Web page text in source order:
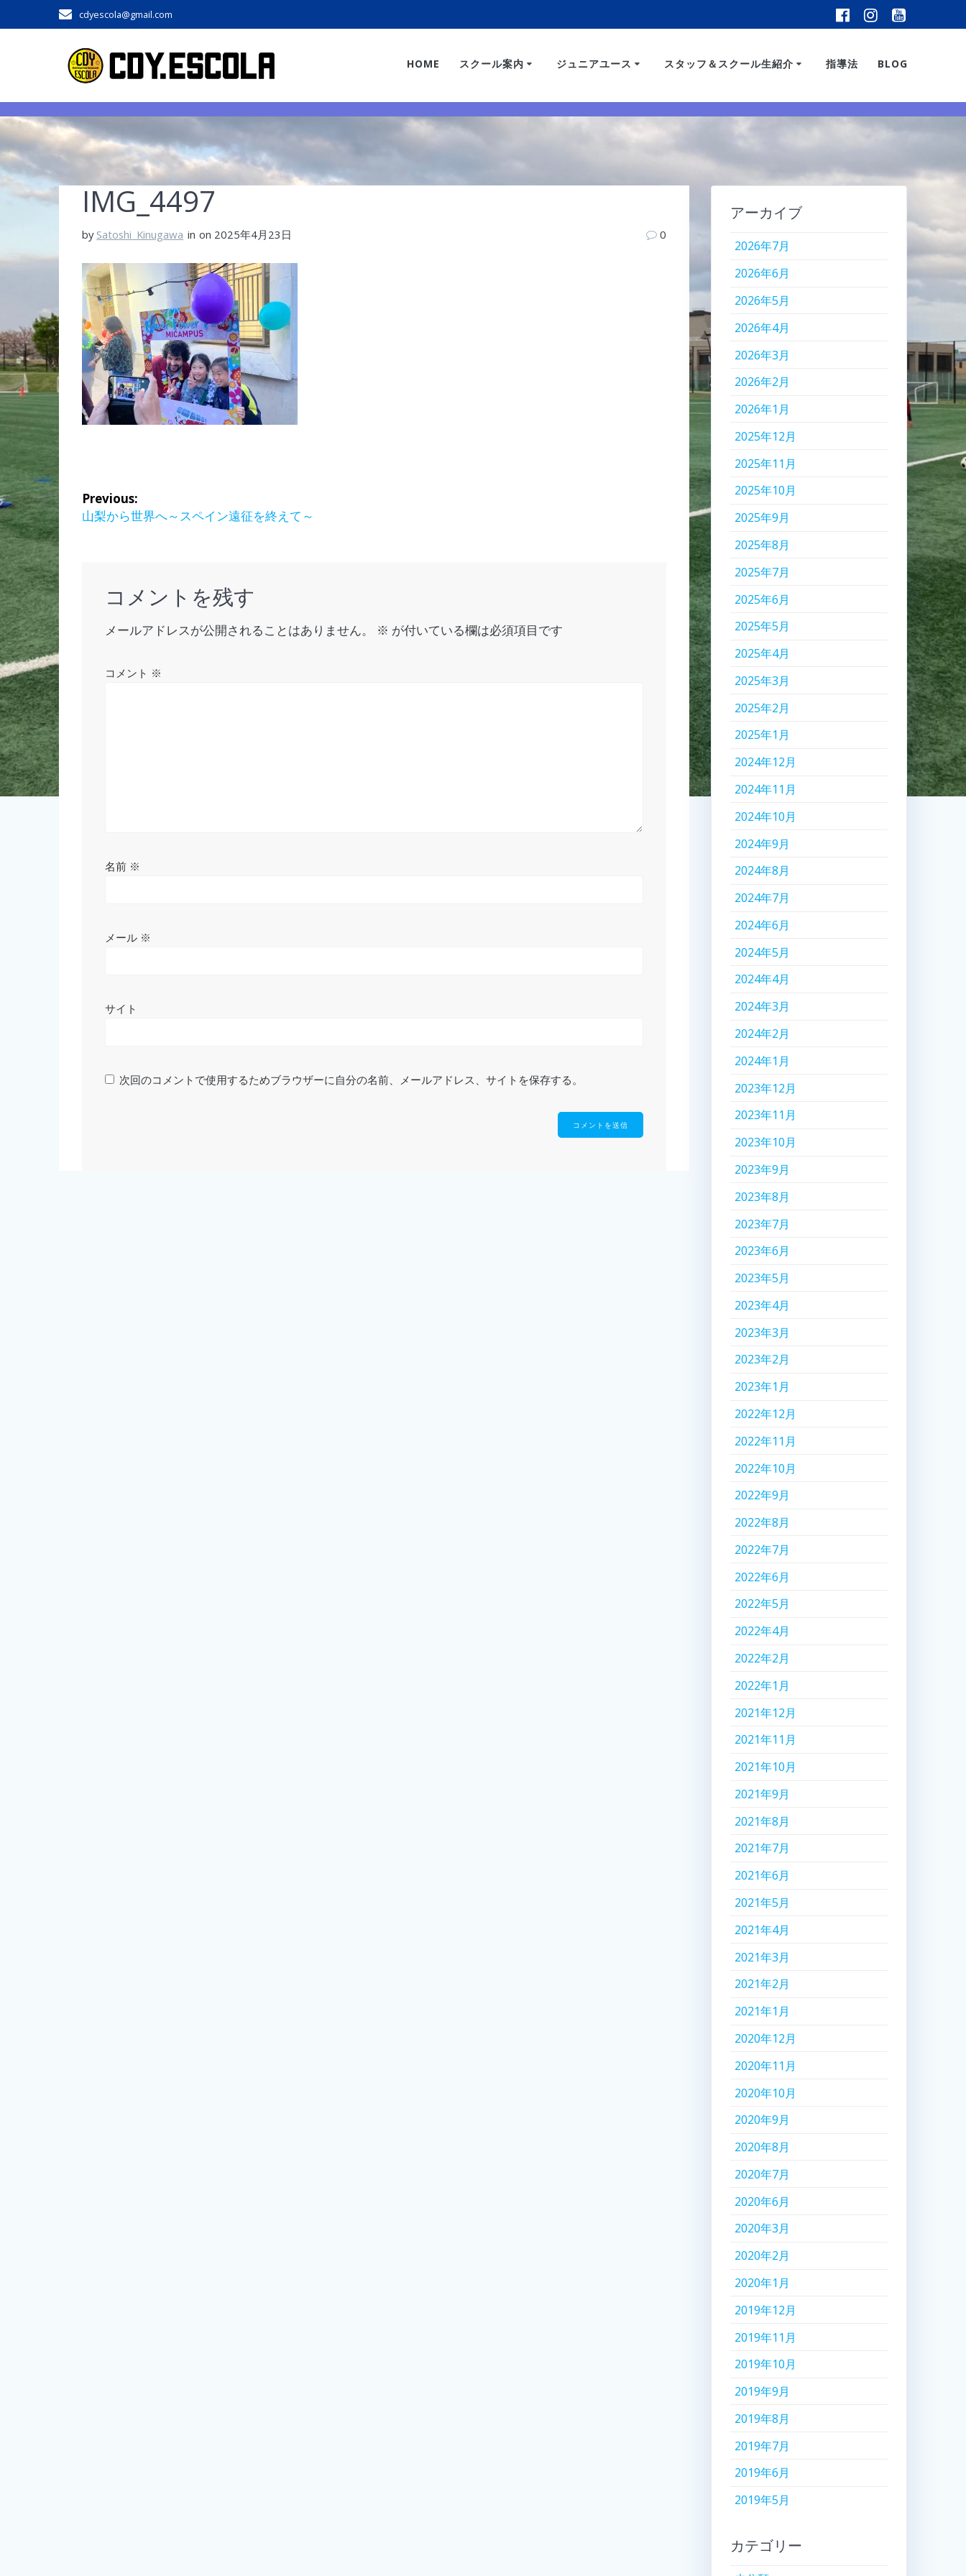
to
cdyescola@gmail.com
HOME スクール案内 ジュニアユース スタッフ＆スクール生紹介 指導法 BLOG
IMG_4497
by Satoshi_Kinugawa in on 2025年4月23日 0
投
稿
ナ
ビ
ゲ
ー
シ
ョ
ン
Previous:
Previous
山梨から世界へ～スペイン遠征を終えて～
コメントを残す
メールアドレスが公開されることはありません。 ※ が付いている欄は必須項目です
コメント ※
名前 ※
メール ※
サイト
次回のコメントで使用するためブラウザーに自分の名前、メールアドレス、サイトを保存する。
アーカイブ
2026年7月
2026年6月
2026年5月
2026年4月
2026年3月
2026年2月
2026年1月
2025年12月
2025年11月
2025年10月
2025年9月
2025年8月
2025年7月
2025年6月
2025年5月
2025年4月
2025年3月
2025年2月
2025年1月
2024年12月
2024年11月
2024年10月
2024年9月
2024年8月
2024年7月
2024年6月
2024年5月
2024年4月
2024年3月
2024年2月
2024年1月
2023年12月
2023年11月
2023年10月
2023年9月
2023年8月
2023年7月
2023年6月
2023年5月
2023年4月
2023年3月
2023年2月
2023年1月
2022年12月
2022年11月
2022年10月
2022年9月
2022年8月
2022年7月
2022年6月
2022年5月
2022年4月
2022年2月
2022年1月
2021年12月
2021年11月
2021年10月
2021年9月
2021年8月
2021年7月
2021年6月
2021年5月
2021年4月
2021年3月
2021年2月
2021年1月
2020年12月
2020年11月
2020年10月
2020年9月
2020年8月
2020年7月
2020年6月
2020年3月
2020年2月
2020年1月
2019年12月
2019年11月
2019年10月
2019年9月
2019年8月
2019年7月
2019年6月
2019年5月
カテゴリー